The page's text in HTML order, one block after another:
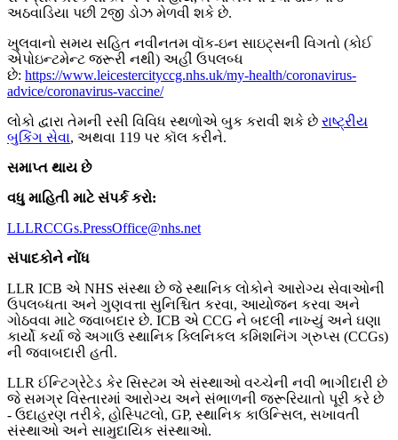
અઠવાડિયા પછી 2જી ડોઝ મેળવી શકે છે.
ખુલવાનો સમય સહિત નવીનતમ વૉક-ઇન સાઇટ્સની વિગતો (કોઈ
એપોઇન્ટમેન્ટ જરૂરી નથી) અહીં ઉપલબ્ધ
છે: https://www.leicestercityccg.nhs.uk/my-health/coronavirus-
advice/coronavirus-vaccine/
લોકો દ્વારા તેમની રસી વિવિધ સ્થળોએ બુક કરાવી શકે છે રાષ્ટ્રીય
બુકિંગ સેવા, અથવા 119 પર કૉલ કરીને.
સમાપ્ત થાય છે
વધુ માહિતી માટે સંપર્ક કરો:
LLLRCCGs.PressOffice@nhs.net
સંપાદકોને નોંધ
LLR ICB એ NHS સંસ્થા છે જે સ્થાનિક લોકોને આરોગ્ય સેવાઓની
ઉપલબ્ધતા અને ગુણવત્તા સુનિશ્ચિત કરવા, આયોજન કરવા અને
ગોઠવવા માટે જવાબદાર છે. ICB એ CCG ને બદલી નાખ્યું અને ઘણા
કાર્યો કર્યા જે અગાઉ સ્થાનિક ક્લિનિકલ કમિશનિંગ ગ્રુપ્સ (CCGs)
ની જવાબદારી હતી.
LLR ઈન્ટિગ્રેટેડ કેર સિસ્ટમ એ સંસ્થાઓ વચ્ચેની નવી ભાગીદારી છે
જે સમગ્ર વિસ્તારમાં આરોગ્ય અને સંભાળની જરૂરિયાતો પૂરી કરે છે
- ઉદાહરણ તરીકે, હોસ્પિટલો, GP, સ્થાનિક કાઉન્સિલ, સખાવતી
સંસ્થાઓ અને સામુદાયિક સંસ્થાઓ.